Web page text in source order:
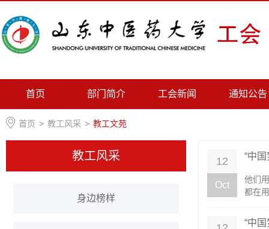
首页 部门简介 工会新闻 通知公告
首页 > 教工风采 > 教工文苑
教工风采
身边榜样
12
Oct
“中
他们
都在
“中